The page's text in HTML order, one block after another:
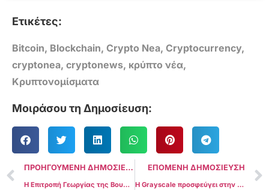
Ετικέτες:
Bitcoin, Blockchain, Crypto Nea, Cryptocurrency,
cryptonea, cryptonews, κρύπτο νέα,
Κρυπτονομίσματα
Μοιράσου τη Δημοσίευση:
ΠΡΟΗΓΟΥΜΕΝΗ ΔΗΜΟΣΙΕΥΣΗ
Η Επιτροπή Γεωργίας της Βουλής των ΗΠΑ προωθεί το «Pro-Crypto Bill» υπέρ της βιομηχανίας κρυπτονομισμάτων
ΕΠΟΜΕΝΗ ΔΗΜΟΣΙΕΥΣΗ
Η Grayscale προσφεύγει στην SEC για ταυτόχρονη έγκριση πολλαπλών Bitcoin ETFs